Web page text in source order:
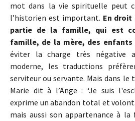
mot dans la vie spirituelle peut
l’historien est important. En
partie de la famille, qui est
famille, de la mère, des enfants
éviter la charge très négative
moderne, les traductions
serviteur ou servante. Mais dans le
Marie dit à l’Ange : ‘Je suis
exprime un abandon total et
mais aussi son appartenance à la